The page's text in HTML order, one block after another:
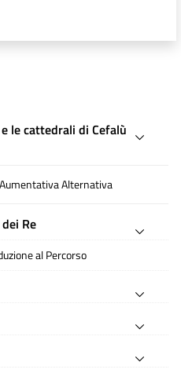
le cattedrali di Cefalù
Alternativa
Re
al Percorso